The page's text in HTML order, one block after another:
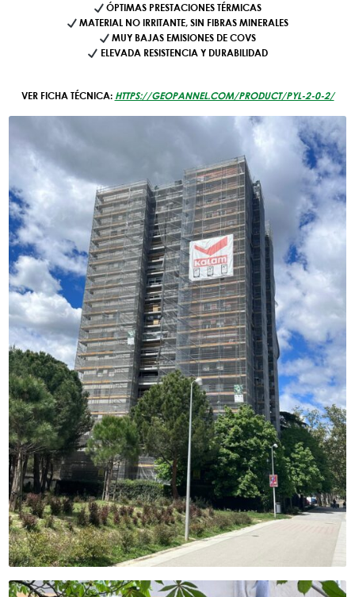
ÓPTIMAS PRESTACIONES TÉRMICAS
MATERIAL NO IRRITANTE, SIN FIBRAS MINERALES
MUY BAJAS EMISIONES DE COVS
ELEVADA RESISTENCIA Y DURABILIDAD
VER FICHA TÉCNICA: HTTPS://GEOPANNEL.COM/PRODUCT/PYL-2-0-2/